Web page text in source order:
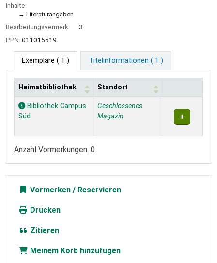
Inhalte:
Literaturangaben
Bearbeitungsvermerk:
3
PPN: 011015519
Exemplare ( 1 ) Titelinformationen ( 1 )
Exemplare
Heimatbibliothek Standort
Bibliothek Campus
Süd
Geschlossenes
Magazin
Anzahl Vormerkungen: 0
Vormerken
Drucken
Zitieren
Meinem Korb hinzufügen